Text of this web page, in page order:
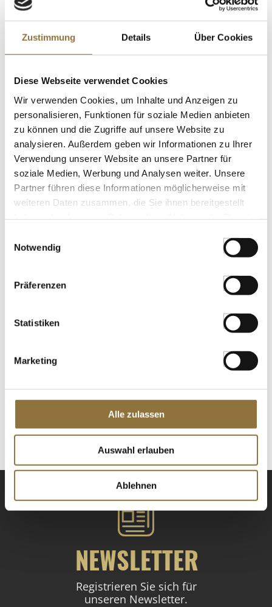
Zustimmung Details Über Cookies
Diese Webseite verwendet Cookies
Wir verwenden Cookies, um Inhalte und Anzeigen zu
personalisieren, Funktionen für soziale Medien anbieten
zu können und die Zugriffe auf unsere Website zu
analysieren. Außerdem geben wir Informationen zu Ihrer
Verwendung unserer Website an unsere Partner für
soziale Medien, Werbung und Analysen weiter. Unsere
Partner führen diese Informationen möglicherweise mit
weiteren Daten zusammen, die Sie ihnen bereitgestellt
Notwendig
Präferenzen
Statistiken
Marketing
Alle zulassen
Auswahl erlauben
Ablehnen
LEBENSMITTELKENNZEICHNUNGEN
€ 24,08
€ 240,81/ kg
St.
LEBENSMITTELKENNZEICHNUNGEN
Dashi-Fond-Konzentrat, dunkel, vegan,
Fueki-Shoyu, Japan, 150 ml
Art.Nr.:59683
St.
Cuvée Bergapfelsaft + Johannisbeere,
€ 5,70
€ 7,60/ Liter
St.
NEWSLETTER
Registrieren Sie sich für
unseren Newsletter.